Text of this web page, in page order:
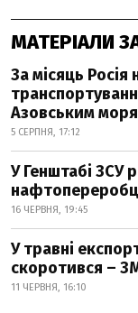
МАТЕРІАЛИ
За місяць
Азовським
5 СЕРПНЯ, 17:12
У Генштабі ЗСУ
16 ЧЕРВНЯ, 19:45
У травні
скоротився –
11 ЧЕРВНЯ, 16:10